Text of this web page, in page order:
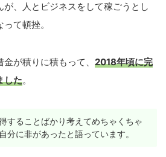
、人とビジネスをして稼ごうとし
て頓挫。
が積りに積もって、 2018年頃に完
した。
することばかり考えてめちゃくちゃ
分に非があったと語っています。